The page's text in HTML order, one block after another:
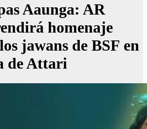
Aaunga: AR
homenaje
jawans de BSF en
de Attari